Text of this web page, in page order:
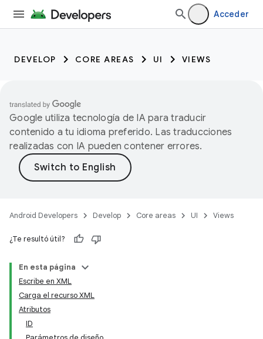
Acceder
DEVELOP CORE AREAS UI VIEWS
Google utiliza tecnología de IA para traducir
contenido a tu idioma preferido. Las traducciones
realizadas con IA pueden contener errores.
Android Developers Develop Core areas UI Views
¿Te resultó útil?
En esta página
Escribe en XML
Carga el recurso XML
Atributos
ID